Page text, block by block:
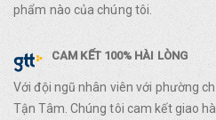
phẩm nào của chúng tôi.
CAM KẾT 100% HÀI LÒNG
Với đội ngũ nhân viên với phường
Tận Tâm. Chúng tôi cam kết giao